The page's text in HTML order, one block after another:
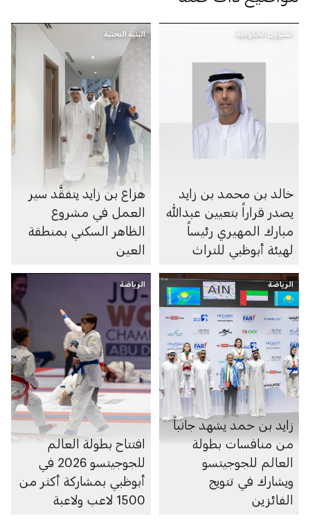
الشؤون الحكومية
خالد بن محمد بن زايد
يصدر قراراً بتعيين عبدالله
مبارك المهيري رئيساً
لهيئة أبوظبي للتراث
البنية التحتية
هزاع بن زايد يتفقَّد سير
العمل في مشروع
الظاهر السكني بمنطقة
العين
الرياضة
زايد بن حمد يشهد جانباً
من منافسات بطولة
العالم للجوجيتسو
ويشارك في تتويج
الفائزين
الرياضة
افتتاح بطولة العالم
للجوجيتسو 2026 في
أبوظبي بمشاركة أكثر من
1500 لاعب ولاعبة